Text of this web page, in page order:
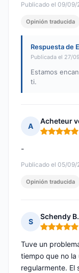
Publicado el 09/09/
Opinión traducida
Respuesta de
Publicada el 27/
Estamos
ti.
A
Acheteur
Nota: 5 de 5
Publicado el 05/
-
Opinión traducida
S
Schendy B.
Nota: 5 de 5
Tuve un
tiempo que no
regularmente. El